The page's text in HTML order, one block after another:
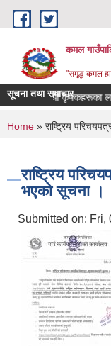
Skip to main content
कमल
"समृद्ध कमल
सूचना तथा समाचार
गर्ने सम्बन्धी कृषकहरूका
You are
Home » राष्ट्रिय
राष्ट्रिय
भएको सूचना ।
Submitted on: Fri,